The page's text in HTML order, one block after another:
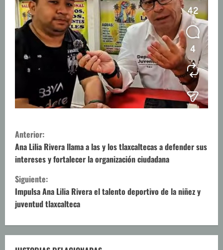
S
i
g
u
e
l
Anterior:
Ana Lilia Rivera llama a las y los tlaxcaltecas a defender sus
intereses y fortalecer la organización ciudadana
Siguiente:
Impulsa Ana Lilia Rivera el talento deportivo de la niñez y
juventud tlaxcalteca